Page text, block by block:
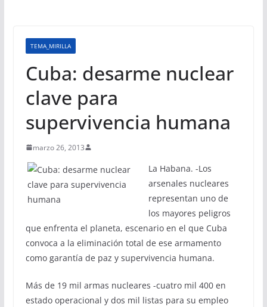
TEMA_MIRILLA
Cuba: desarme nuclear
clave para
supervivencia humana
marzo 26, 2013
La Habana. -Los
arsenales nucleares
representan uno de
los mayores peligros
que enfrenta el planeta, escenario en el que Cuba
convoca a la eliminación total de ese armamento
como garantía de paz y supervivencia humana.
Más de 19 mil armas nucleares -cuatro mil 400 en
estado operacional y dos mil listas para su empleo